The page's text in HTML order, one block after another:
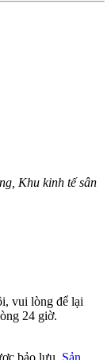
Khu kinh tế sân
vui lòng để lại
24 giờ.